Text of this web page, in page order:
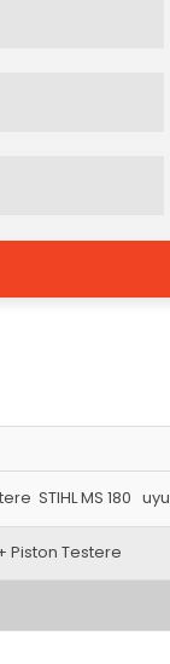
STIHL MS 180
Piston Testere